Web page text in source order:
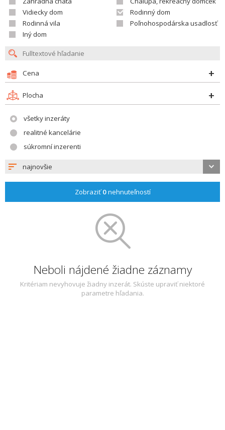
Vidiecky dom
Rodinný dom
Rodinná vila
Poľnohospodárska usadlosť
Iný dom
Cena
Plocha
všetky inzeráty
realitné kancelárie
súkromní inzerenti
najnovšie
Zobraziť0nehnuteľností
Neboli nájdené žiadne záznamy
Kritériam nevyhovuje žiadny inzerát. Skúste upraviť niektoré
parametre hľadania.